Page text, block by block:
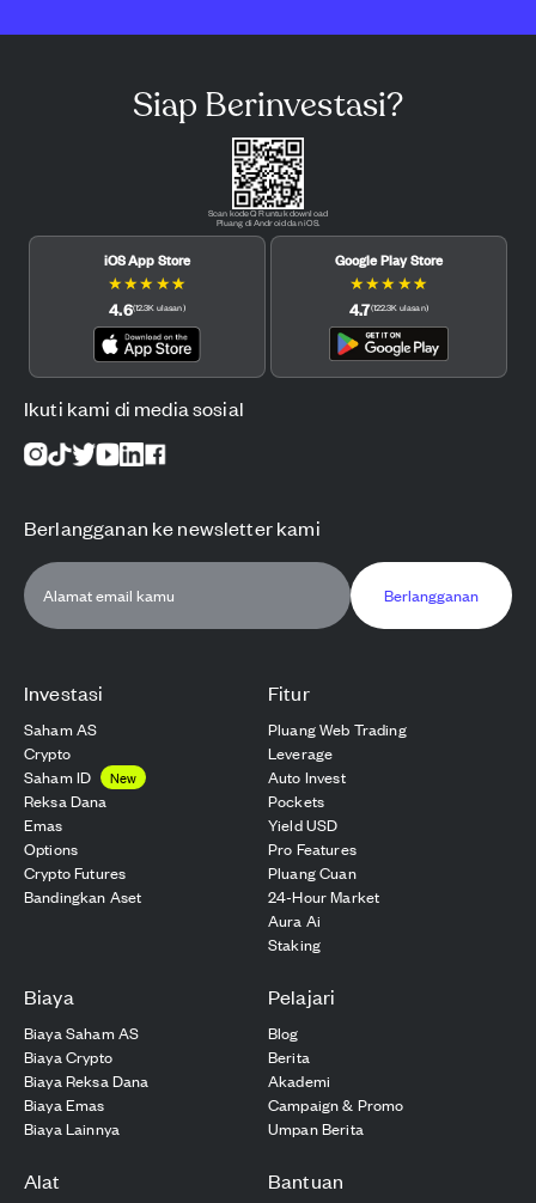
Investasi
Saham AS
Crypto
Saham ID
New
Reksa Dana
Emas
Options
Crypto Futures
Bandingkan Aset
Fitur
Pluang Web Trading
Leverage
Auto Invest
Pockets
Yield USD
Pro Features
Pluang Cuan
24-Hour Market
Aura Ai
Staking
Biaya
Biaya Saham AS
Biaya Crypto
Biaya Reksa Dana
Biaya Emas
Biaya Lainnya
Pelajari
Blog
Berita
Akademi
Campaign & Promo
Umpan Berita
Alat Bantuan
Siap Berinvestasi?
Scan kode QR untuk download
Pluang di Android dan iOS.
iOS App Store
★★★ ★★
4.6(12.3K ulasan)
Google Play Store
★★★ ★★
4.7(122.3K ulasan)
Ikuti kami di media sosial
Berlangganan ke newsletter kami
Berlangganan